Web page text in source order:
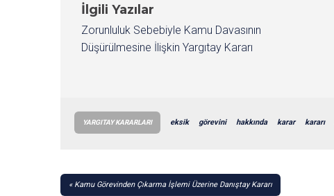
İlgili Yazılar
Zorunluluk Sebebiyle Kamu Davasının
Düşürülmesine İlişkin Yargıtay Kararı
YARGITAY KARARLARI eksik görevini hakkında karar kararı
YAZI
Kamu Görevinden Çıkarma İşlemi Üzerine Danıştay Kararı